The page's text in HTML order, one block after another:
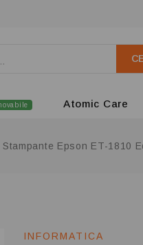
Atomic Care
Stampante Epson ET-1810
INFORMATICA